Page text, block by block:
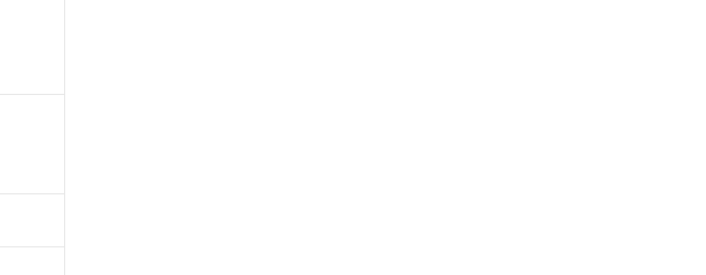
て"
応完了までの期間は出荷製品に未対応品が
特段のことがない限り、2022年1月12日よ